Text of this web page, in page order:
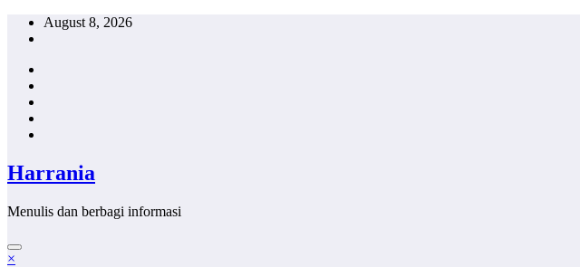
Skip
August 8, 2026
Harrania
Menulis dan berbagi informasi
×